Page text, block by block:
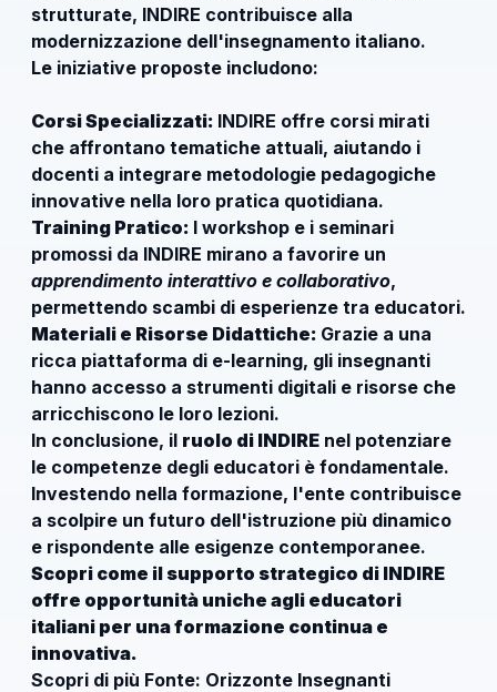
strutturate, INDIRE contribuisce alla
modernizzazione dell'insegnamento italiano.
Le iniziative proposte includono:
Corsi Specializzati: INDIRE offre corsi mirati
che affrontano tematiche attuali, aiutando i
docenti a integrare metodologie pedagogiche
innovative nella loro pratica quotidiana.
Training Pratico: I workshop e i seminari
promossi da INDIRE mirano a favorire un
apprendimento interattivo e collaborativo,
permettendo scambi di esperienze tra educatori.
Materiali e Risorse Didattiche: Grazie a una
ricca piattaforma di e-learning, gli insegnanti
hanno accesso a strumenti digitali e risorse che
arricchiscono le loro lezioni.
In conclusione, il ruolo di INDIRE nel potenziare
le competenze degli educatori è fondamentale.
Investendo nella formazione, l'ente contribuisce
a scolpire un futuro dell'istruzione più dinamico
e rispondente alle esigenze contemporanee.
Scopri come il supporto strategico di INDIRE
offre opportunità uniche agli educatori
italiani per una formazione continua e
innovativa.
Scopri di più Fonte: Orizzonte Insegnanti